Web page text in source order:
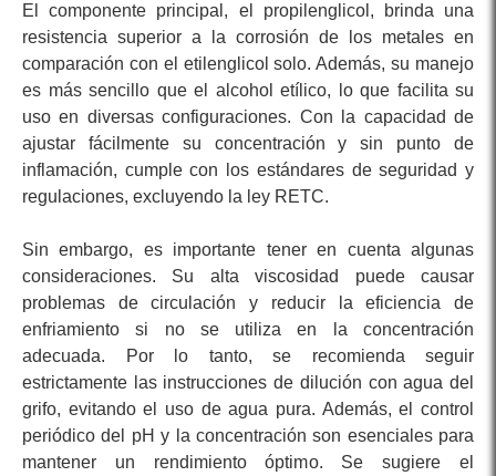
El componente principal, el propilenglicol, brinda una
resistencia superior a la corrosión de los metales en
comparación con el etilenglicol solo. Además, su manejo
es más sencillo que el alcohol etílico, lo que facilita su
uso en diversas configuraciones. Con la capacidad de
ajustar fácilmente su concentración y sin punto de
inflamación, cumple con los estándares de seguridad y
regulaciones, excluyendo la ley RETC.
Sin embargo, es importante tener en cuenta algunas
consideraciones. Su alta viscosidad puede causar
problemas de circulación y reducir la eficiencia de
enfriamiento si no se utiliza en la concentración
adecuada. Por lo tanto, se recomienda seguir
estrictamente las instrucciones de dilución con agua del
grifo, evitando el uso de agua pura. Además, el control
periódico del pH y la concentración son esenciales para
mantener un rendimiento óptimo. Se sugiere el